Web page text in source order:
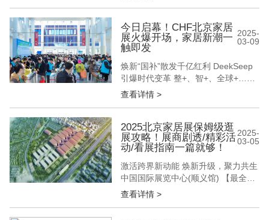
千帆竞发、百舸争流的产业交响曲 擂
响2025年家居人全力增长的新战鼓
现场新品臻品展示超万件，成为品牌
方们首发首秀新一年度产...
今日启幕！CHF北京家居
展火爆开场，家居新潮一
触即发
2025-
03-09
焕新“国补”散发千亿红利 DeekSeep
引爆时代变革 整+、智+、全球+……
3月6日，CHF北京国际家居展盛大启
点 以“链接家居新品类 激发跨界新动
能”为展会新主题 呈现一场北京为
圆、辐射全球的家居盛宴 3000+品
牌、1...
查看详情 >
2025北京家居展保姆级逛
展攻略！展商剧透/精彩活
动/看展指南一篇就够！
2025-
03-05
激活跨界新动能 焕新升级，聚力共生
中国国际展览中心(顺义馆) 【最全逛
展攻略】助您观展不迷路！ 观展时间
查看详情 >